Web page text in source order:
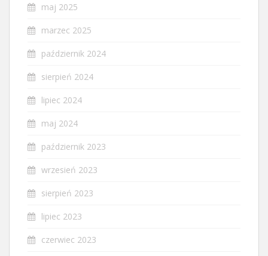
maj 2025
marzec 2025
październik 2024
sierpień 2024
lipiec 2024
maj 2024
październik 2023
wrzesień 2023
sierpień 2023
lipiec 2023
czerwiec 2023